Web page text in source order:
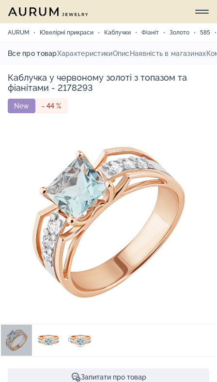
AURUM Ювелірні прикраси Каблучки Фіаніт Золото 585
Все про товарХарактеристикиОпис Наявність в магазинах
Каблучка у червоному золоті з топазом та
фіанітами - 2178293
New - 44 %
Запитати про товар